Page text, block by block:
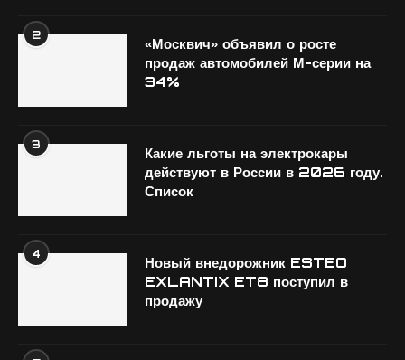
2
«Москвич» объявил о росте
продаж автомобилей М-серии на
34%
3
Какие льготы на электрокары
действуют в России в 2026 году.
Список
4
Новый внедорожник ESTEO
EXLANTIX ET8 поступил в
продажу